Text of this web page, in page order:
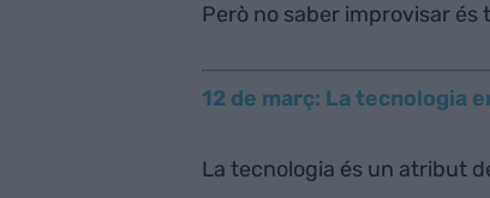
Però no saber improvisar és
12 de març: La tecnologia
La tecnologia és un atribut